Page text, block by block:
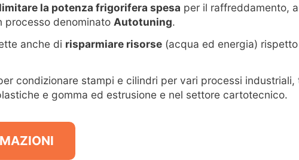
la potenza frigorifera spesa per il raffreddamento,
processo denominato Autotuning.
anche di risparmiare risorse (acqua ed energia)
condizionare stampi e cilindri per vari processi industriali,
e gomma ed estrusione e nel settore cartotecnico.